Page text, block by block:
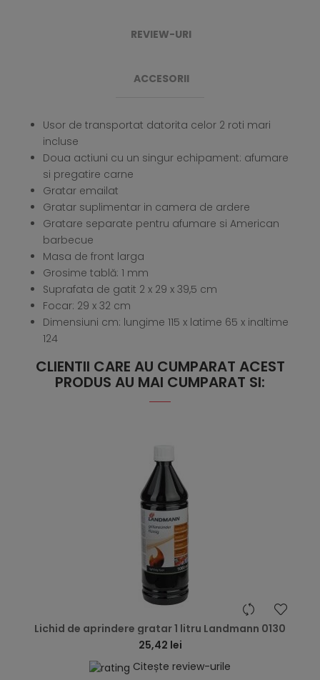
REVIEW-URI
ACCESORII
Usor de transportat datorita celor 2 roti mari
incluse
Doua actiuni cu un singur echipament: afumare
si pregatire carne
Gratar emailat
Gratar suplimentar in camera de ardere
Gratare separate pentru afumare si American
barbecue
Masa de front larga
Grosime tablă: 1 mm
Suprafata de gatit 2 x 29 x 39,5 cm
Focar: 29 x 32 cm
Dimensiuni cm: lungime 115 x latime 65 x inaltime
124
CLIENTII CARE AU CUMPARAT ACEST
PRODUS AU MAI CUMPARAT SI:
Lichid de aprindere gratar 1 litru Landmann 0130
25,42 lei
Citește review-urile